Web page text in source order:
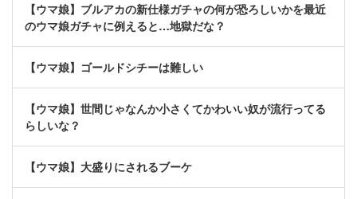
【ウマ娘】ブルアカの新仕様ガチャの何が恐ろしいかを最近
のウマ娘ガチャに例えると…地獄だな？
【ウマ娘】ゴールドシチーは難しい
【ウマ娘】世間じゃなんか小さくてかわいい奴が流行ってる
らしいな？
【ウマ娘】大盛りにされるブーケ